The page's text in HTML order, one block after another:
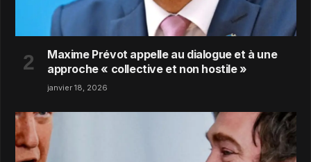
Maxime Prévot appelle au dialogue et à une
approche « collective et non hostile »
janvier 18, 2026